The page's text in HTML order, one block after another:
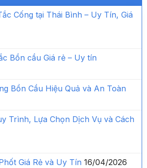
Cống tại Thái Bình – Uy Tín, Giá
Bồn cầu Giá rẻ – Uy tín
Bồn Cầu Hiệu Quả và An Toàn
Trình, Lựa Chọn Dịch Vụ và Cách
Giá Rẻ và Uy Tín 16/04/2026